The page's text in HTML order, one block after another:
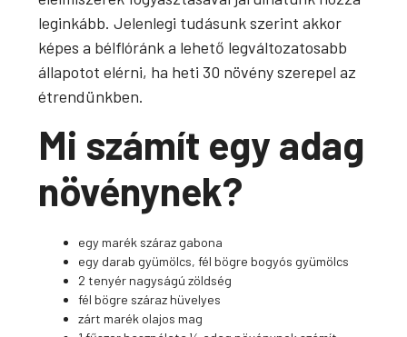
leginkább. Jelenlegi tudásunk szerint akkor
képes a bélflóránk a lehető legváltozatosabb
állapotot elérni, ha heti 30 növény szerepel az
étrendünkben.
Mi számít egy adag
növénynek?
egy marék száraz gabona
egy darab gyümölcs, fél bögre bogyós gyümölcs
2 tenyér nagyságú zöldség
fél bögre száraz hüvelyes
zárt marék olajos mag